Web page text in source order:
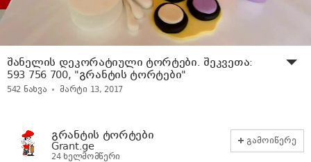
შანელის დეკორატიული ტორტები. შეკვეთა:
593 756 700, "გრანტის ტორტები"
542 ნახვა მარტი 13, 2017
გამოიწერე
გრანტის ტორტები
Grant.ge
24 ხელმომწერი